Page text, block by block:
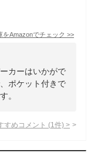
をAmazonでチェック >>
カーはいかがで
ポケット付きで
。
すめコメント (1 件) >